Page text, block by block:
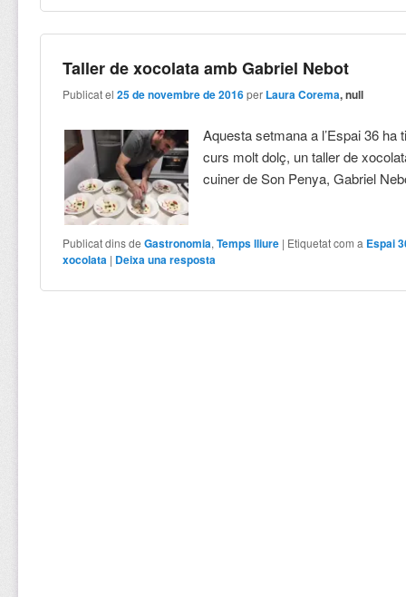
Taller de xocolata amb Gabriel Nebot
Publicat el25 de novembre de 2016 per Laura Corema, null
Aquesta setmana a l’Espai 36 ha
curs molt dolç, un taller de
cuiner de Son Penya, Gabriel
Publicat dins de Gastronomia,Temps lliure | Etiquetat com a Espai
xocolata | Deixa una resposta